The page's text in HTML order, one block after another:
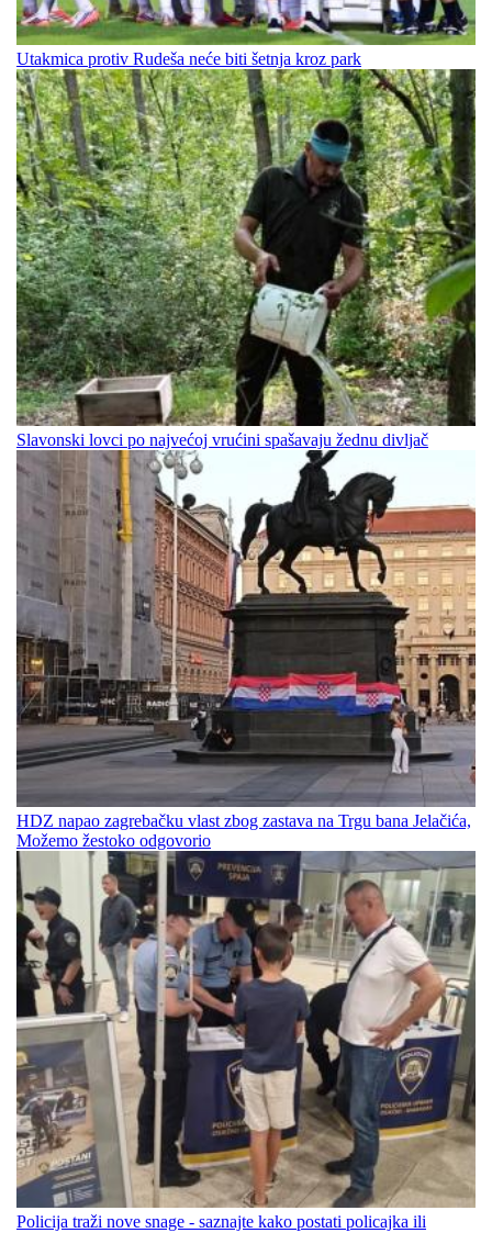
Utakmica protiv Rudeša neće biti šetnja kroz park
Slavonski lovci po najvećoj vrućini spašavaju žednu divljač
HDZ napao zagrebačku vlast zbog zastava na Trgu bana Jelačića,
Možemo žestoko odgovorio
Policija traži nove snage - saznajte kako postati policajka ili